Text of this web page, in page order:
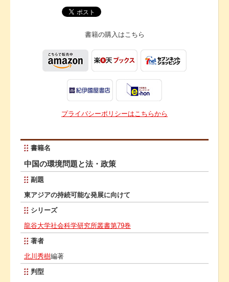
書籍の購入はこちら
プライバシーポリシーはこちらから
書籍名
中国の環境問題と法・政策
副題
東アジアの持続可能な発展に向けて
シリーズ
龍谷大学社会科学研究所叢書第79巻
著者
北川秀樹編著
判型